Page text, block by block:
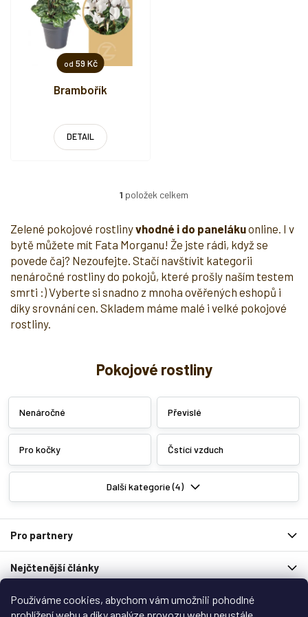
Používáme cookies, abychom vám umožnili pohodlné
od 59 Kč
Brambořík
DETAIL
O
l
á
d
a
c
í
p
r
v
p
s
u
1 položek celkem
Zelené pokojové rostlinyvhodné i do panelákuonline. I v
bytě můžete mít Fata Morganu! Že jste rádi, když se
povede čaj? Nezoufejte. Stačí navštívit kategorii
nenáročné rostliny do pokojů, které prošly naším testem
smrti :) Vyberte si snadno z mnoha ověřených eshopů i
díky srovnání cen. Skladem máme malé i velké pokojové
rostliny.
Pokojové rostliny
Nenáročné Převislé
Pro kočky Čstící vzduch
Další kategorie (4)
p
t
Pro partnery
Nejčtenější články
Spolupracují s námi